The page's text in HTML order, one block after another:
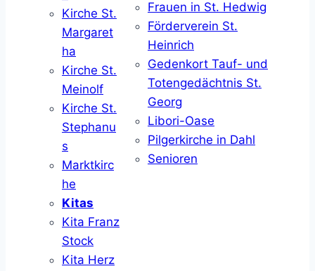
Kirche St.
Margaret
ha
Kirche St.
Meinolf
Kirche St.
Stephanu
s
Marktkirc
he
Kitas
Kita Franz
Stock
Kita Herz
Frauen in St. Hedwig
Förderverein St.
Heinrich
Gedenkort Tauf- und
Totengedächtnis St.
Georg
Libori-Oase
Pilgerkirche in Dahl
Senioren